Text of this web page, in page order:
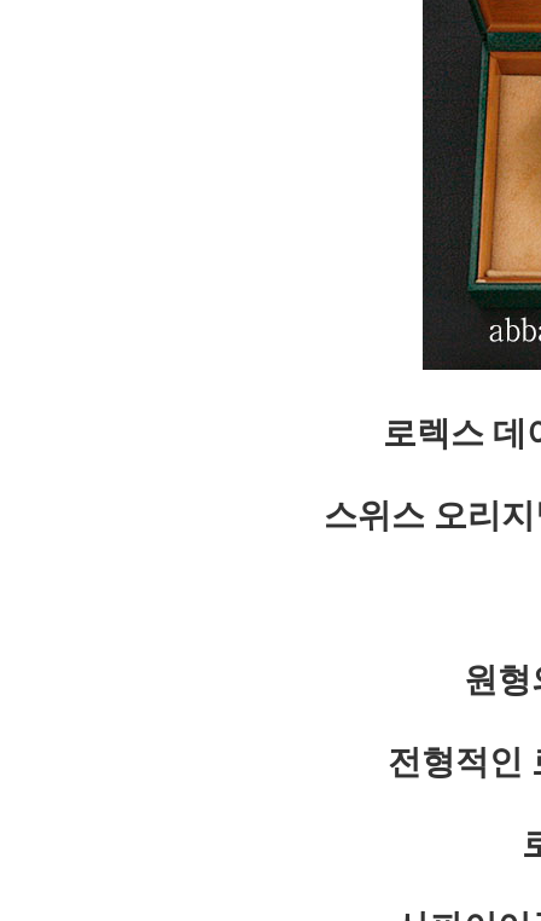
로렉스 데
스위스 오리
원형
전형적인